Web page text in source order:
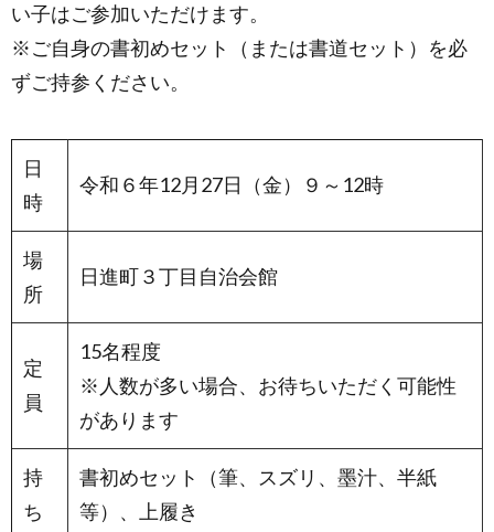
い子はご参加いただけます。
※ご自身の書初めセット（または書道セット）を必
ずご持参ください。
日
時
令和６年12月27日（金）９～12時
場
所
日進町３丁目自治会館
定
員
15名程度
※人数が多い場合、お待ちいただく可能性
があります
持
ち
書初めセット（筆、スズリ、墨汁、半紙
等）、上履き